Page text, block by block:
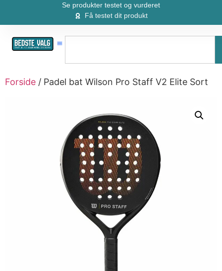
Se produkter testet og vurderet
Få testet dit produkt
Forside / Padel bat Wilson Pro Staff V2 Elite Sort